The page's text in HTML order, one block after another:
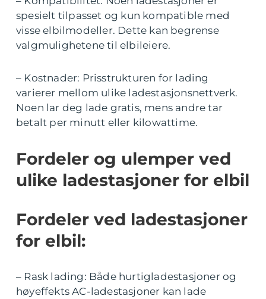
spesielt tilpasset og kun kompatible med
visse elbilmodeller. Dette kan begrense
valgmulighetene til elbileiere.
– Kostnader: Prisstrukturen for lading
varierer mellom ulike ladestasjonsnettverk.
Noen lar deg lade gratis, mens andre tar
betalt per minutt eller kilowattime.
Fordeler og ulemper ved
ulike ladestasjoner for elbil
Fordeler ved ladestasjoner
for elbil:
– Rask lading: Både hurtigladestasjoner og
høyeffekts AC-ladestasjoner kan lade